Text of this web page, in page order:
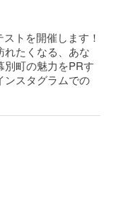
トを開催します！
れたくなる、あな
別町の魅力をPRす
ンスタグラムでの